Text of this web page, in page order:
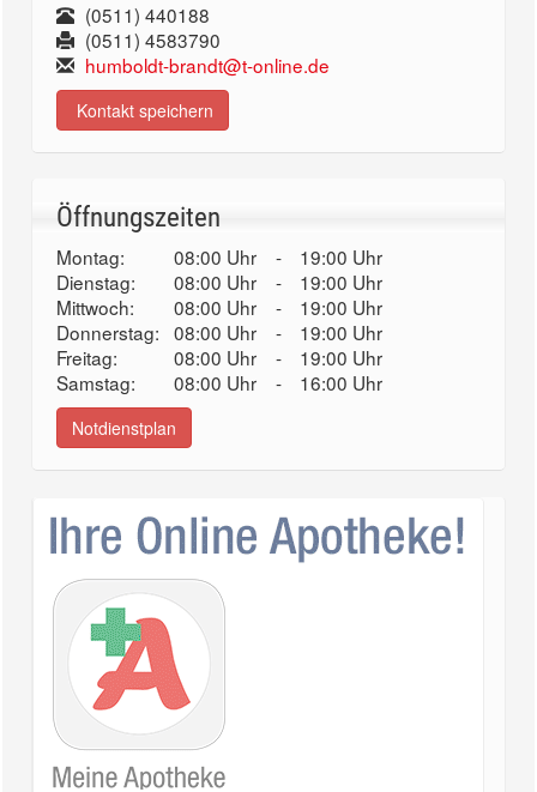
(0511) 440188
(0511) 4583790
humboldt-brandt@t-online.de
Kontakt speichern
Öffnungszeiten
Montag: 08:00 Uhr -
19:00 Uhr
Dienstag:
08:00 Uhr -
19:00 Uhr
Mittwoch:
08:00 Uhr -
19:00 Uhr
Donnerstag: 08:00 Uhr -
19:00 Uhr
Freitag:
08:00 Uhr -
19:00 Uhr
Samstag:
08:00 Uhr - 16:00 Uhr
Notdienstplan